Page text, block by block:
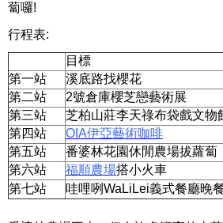
蔔囉!
行程表:
目標
第一站
溪底路找櫻花
第二站
2號倉庫櫻芝戀藝術展
第三站
芝柏山莊李天祿布袋戲文物
第四站
OIA伊亞藝術咖啡
第五站
番婆林花園休閒農場拔蘿蔔
第六站
福順農場搭小火車
第七站
哇哩咧WaLiLei義式餐廳晚